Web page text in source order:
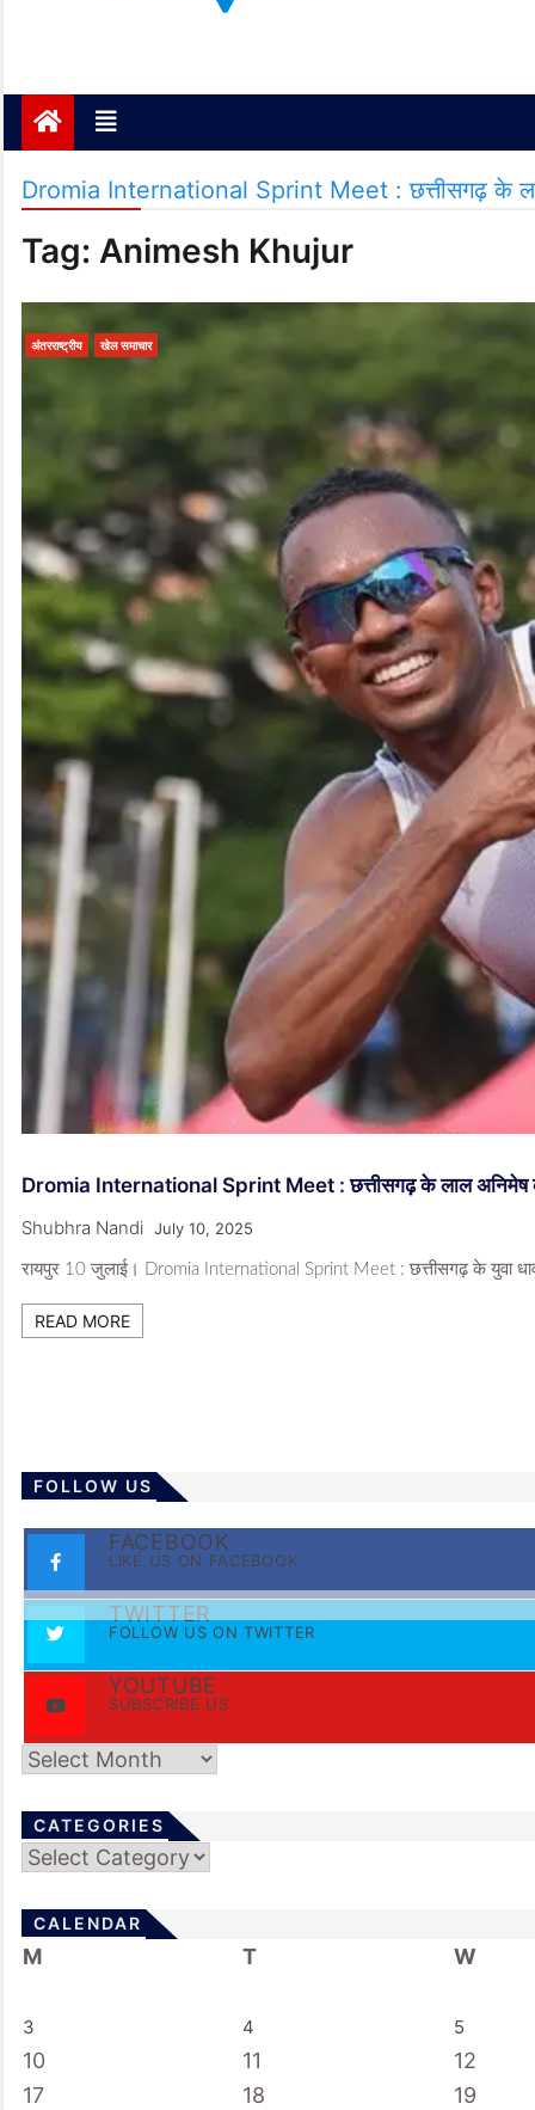
Dromia International Sprint Meet : छत्तीसगढ़ के लाल
Tag: Animesh Khujur
अंतरराष्ट्रीय खेल समाचार
Dromia International Sprint Meet : छत्तीसगढ़ के लाल अनिमेष
Shubhra Nandi July 10, 2025
रायपुर 10 जुलाई। Dromia International Sprint Meet : छत्तीसगढ़ के युवा
READ MORE
FOLLOW US
FACEBOOK
LIKE US ON FACEBOOK
TWITTER
FOLLOW US ON TWITTER
YOUTUBE
SUBSCRIBE US
Archives
CATEGORIES
Categories
CALENDAR
M T W
3 4 5
10 11
12
17
18
19